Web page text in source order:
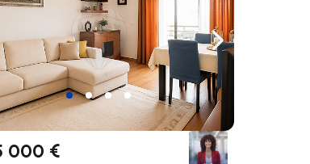
a direita
para a esquerda Navegação
000 €